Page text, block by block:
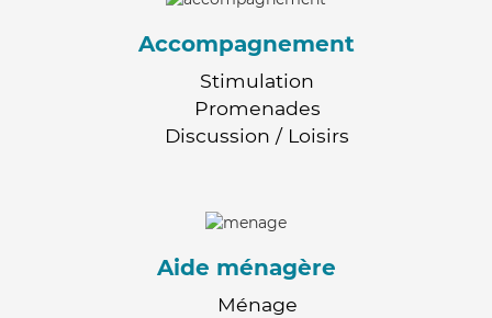
Accompagnement
Stimulation
Promenades
Discussion / Loisirs
Aide ménagère
Ménage